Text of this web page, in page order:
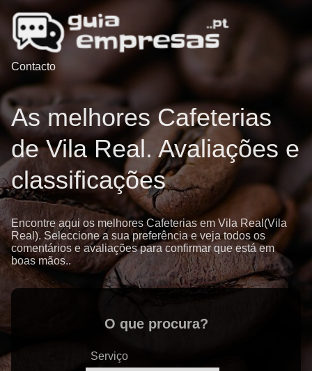
Contacto
As melhores Cafeterias
de Vila Real. Avaliações e
classificações
Encontre aqui os melhores Cafeterias em Vila Real(Vila
Real). Seleccione a sua preferência e veja todos os
comentários e avaliações para confirmar que está em
boas mãos..
O que procura?
Serviço